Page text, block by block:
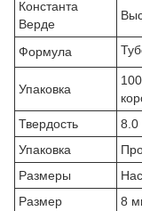
Константа
Верде
Формула
Упаковка
Твердость
8.0
Упаковка
Размеры
Размер
8